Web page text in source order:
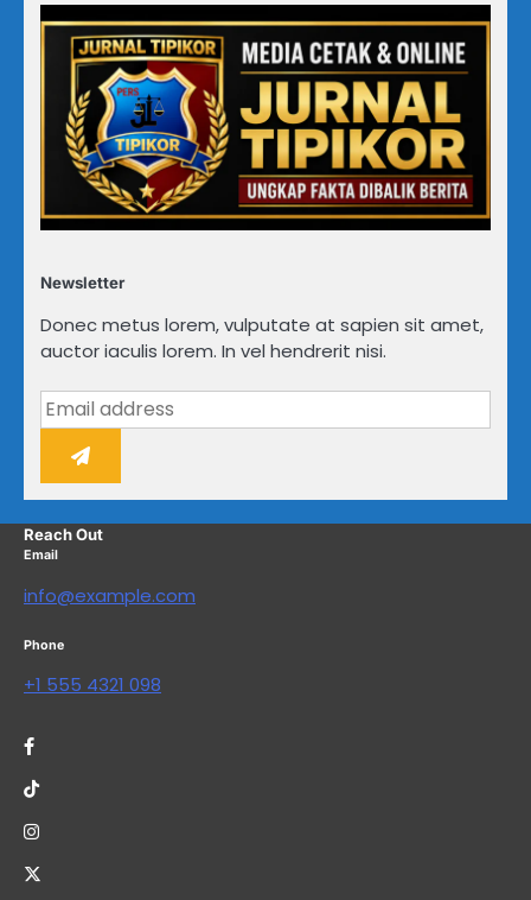
Newsletter
Donec metus lorem, vulputate at sapien sit amet,
auctor iaculis lorem. In vel hendrerit nisi.
Reach Out
Email
info@example.com
Phone
+1 555 4321 098